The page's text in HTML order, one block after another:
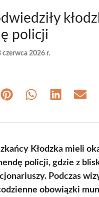
policji
czerwca 2026 r.
Share Share Share Share
Kłodzka mieli
policji, gdzie z
Podczas
obowiązki